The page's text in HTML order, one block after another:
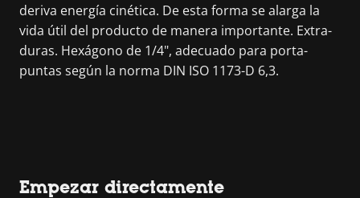
deriva energía cinética. De esta forma se alarga la
vida útil del producto de manera importante. Extra-
duras. Hexágono de 1/4", adecuado para porta-
puntas según la norma DIN ISO 1173-D 6,3.
Empezar directamente